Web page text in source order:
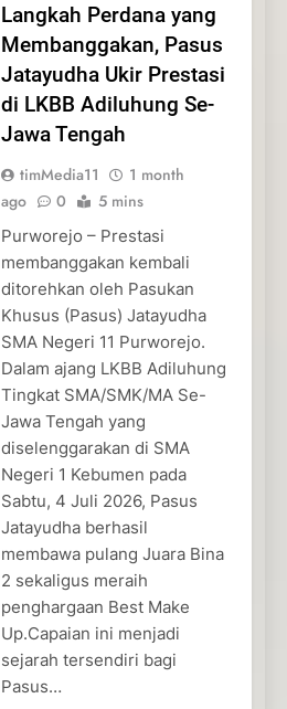
Langkah Perdana yang
Membanggakan, Pasus
Jatayudha Ukir Prestasi
di LKBB Adiluhung Se-
Jawa Tengah
timMedia11
1 month
ago
0 5 mins
Purworejo – Prestasi
membanggakan kembali
ditorehkan oleh Pasukan
Khusus (Pasus) Jatayudha
SMA Negeri 11 Purworejo.
Dalam ajang LKBB Adiluhung
Tingkat SMA/SMK/MA Se-
Jawa Tengah yang
diselenggarakan di SMA
Negeri 1 Kebumen pada
Sabtu, 4 Juli 2026, Pasus
Jatayudha berhasil
membawa pulang Juara Bina
2 sekaligus meraih
penghargaan Best Make
Up.Capaian ini menjadi
sejarah tersendiri bagi
Pasus…